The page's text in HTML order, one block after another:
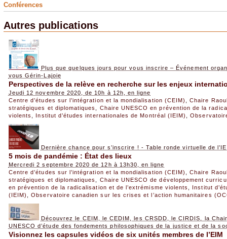
Conférences
Autres publications
Plus que quelques jours pour vous inscrire – Événement
vous Gérin-Lajoie
Perspectives de la relève en recherche sur les enjeux
Jeudi 12 novembre 2020, de 10h à 12h, en ligne
Centre d’études sur l’intégration et la mondialisation (CEIM)
,Chaire
stratégiques et diplomatiques
Chaire UNESCO en prévention de la
violents
Institut d’études internationales de Montréal (IEIM) ,
Dernière chance pour s’inscrire ! - Table ronde virtuelle de
5 mois de pandémie : État des lieux
Mercredi 2 septembre 2020 de 12h à 13h30, en ligne
Centre d’études sur l’intégration et la mondialisation (CEIM)
,Chaire
stratégiques et diplomatiques
Chaire UNESCO de développement
en prévention de la radicalisation et de l’extrémisme violents
Institut
(IEIM)
,Observatoire canadien sur les crises et l’action humanitaires
Découvrez le CEIM, le CEDIM, les CRSDD, le CIRDIS, la
UNESCO d’étude des fondements philosophiques de la justice et de la
Visionnez les capsules vidéos de six unités membres de l’EIM